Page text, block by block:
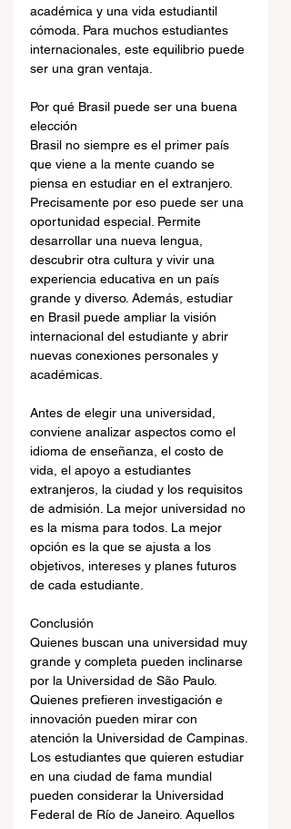
académica y una vida estudiantil
cómoda. Para muchos estudiantes
internacionales, este equilibrio puede
ser una gran ventaja.
Por qué Brasil puede ser una buena
elección
Brasil no siempre es el primer país
que viene a la mente cuando se
piensa en estudiar en el extranjero.
Precisamente por eso puede ser una
oportunidad especial. Permite
desarrollar una nueva lengua,
descubrir otra cultura y vivir una
experiencia educativa en un país
grande y diverso. Además, estudiar
en Brasil puede ampliar la visión
internacional del estudiante y abrir
nuevas conexiones personales y
académicas.
Antes de elegir una universidad,
conviene analizar aspectos como el
idioma de enseñanza, el costo de
vida, el apoyo a estudiantes
extranjeros, la ciudad y los requisitos
de admisión. La mejor universidad no
es la misma para todos. La mejor
opción es la que se ajusta a los
objetivos, intereses y planes futuros
de cada estudiante.
Conclusión
Quienes buscan una universidad muy
grande y completa pueden inclinarse
por la Universidad de São Paulo.
Quienes prefieren investigación e
innovación pueden mirar con
atención la Universidad de Campinas.
Los estudiantes que quieren estudiar
en una ciudad de fama mundial
pueden considerar la Universidad
Federal de Río de Janeiro. Aquellos